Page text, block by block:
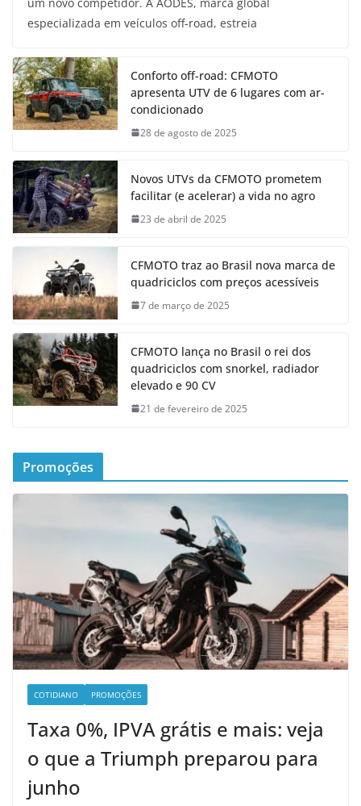
especializada em veículos off-road, estreia
Conforto off-road: CFMOTO
apresenta UTV de 6 lugares com ar-
condicionado
28 de agosto de 2025
Novos UTVs da CFMOTO prometem
facilitar (e acelerar) a vida no agro
23 de abril de 2025
CFMOTO traz ao Brasil nova marca de
quadriciclos com preços acessíveis
7 de março de 2025
CFMOTO lança no Brasil o rei dos
quadriciclos com snorkel, radiador
elevado e 90 CV
21 de fevereiro de 2025
Promoções
COTIDIANO PROMOÇÕES
Taxa 0%, IPVA grátis e mais: veja
o que a Triumph preparou para
junho